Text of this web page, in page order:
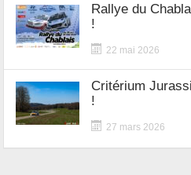
Rallye du
!
22 mai 2026
Critérium
!
27 mars 2026